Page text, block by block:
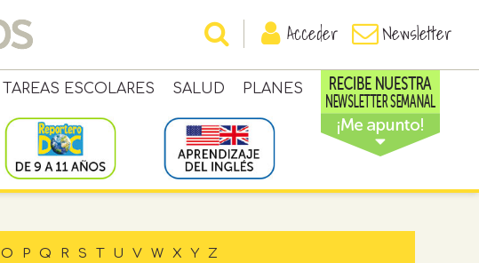
Acceder Newsletter
TAREAS ESCOLARES SALUD PLANES
O P Q R S T U V W X Y Z